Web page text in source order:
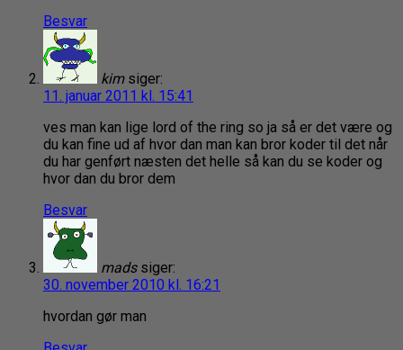
Besvar
kim siger:
11. januar 2011 kl. 15:41
ves man kan lige lord of the ring so ja så er det være og
du kan fine ud af hvor dan man kan bror koder til det når
du har genført næsten det helle så kan du se koder og
hvor dan du bror dem
Besvar
mads siger:
30. november 2010 kl. 16:21
hvordan gør man